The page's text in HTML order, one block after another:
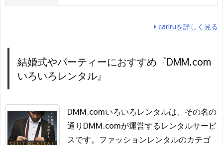
cariruを詳しく見る
結婚式やパーティーにおすすめ『DMM.com
いろいろレンタル』
DMM.comいろいろレンタルは、その名の
通りDMM.comが運営するレンタルサービ
スです。ファッションレンタルのカテゴ